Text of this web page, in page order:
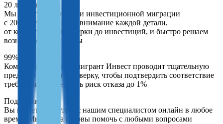
20 лет опыта
Мы работаем в отрасли инвестиционной миграции
с 2006 года и уделяем внимание каждой детали,
от комплексной проверки до инвестиций, и быстро решаем
возникающие вопросы
99% одобрений
Комплаенс-отдел Иммигрант Инвест проводит тщательную
предварительную проверку, чтобы подтвердить соответствие
требованиям и снизить риск отказа до 1%
Поддержка 24/7
Вы можете связаться с нашим специалистом онлайн в любое
время. Мы всегда готовы помочь с любыми вопросами